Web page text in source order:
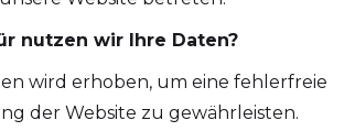
nutzen wir Ihre Daten?
wird erhoben, um eine fehlerfreie
der Website zu gewährleisten.